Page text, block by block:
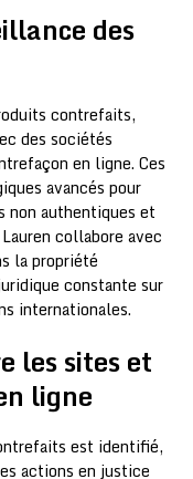
des
contrefaits,
des sociétés
en ligne. Ces
avancés pour
non authentiques et
collabore avec
la propriété
constante sur
internationales.
les sites et
ligne
est identifié,
actions en justice